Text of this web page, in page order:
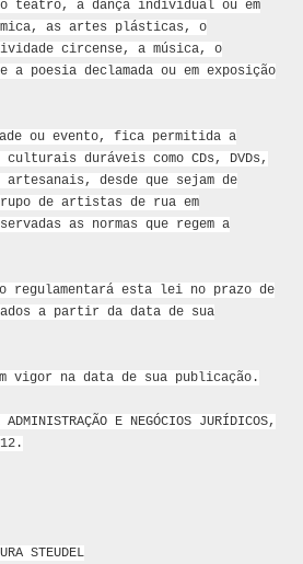
teatro, a dança individual ou em
as artes plásticas, o
circense, a música, o
declamada ou em exposição
ou evento, fica permitida a
duráveis como CDs, DVDs,
desde que sejam de
de artistas de rua em
as normas que regem a
regulamentará esta lei no prazo de
a partir da data de sua
vigor na data de sua publicação.
E NEGÓCIOS JURÍDICOS,
STEUDEL